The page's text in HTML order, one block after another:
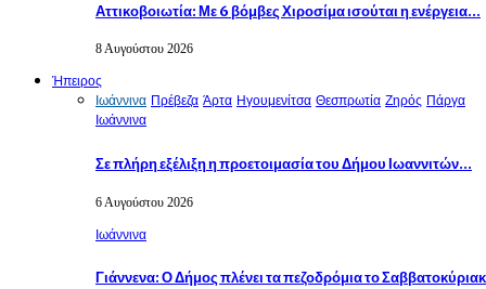
Αττικοβοιωτία: Με 6 βόμβες Χιροσίμα ισούται η ενέργεια…
8 Αυγούστου 2026
Ήπειρος
Ιωάννινα Πρέβεζα Άρτα Ηγουμενίτσα Θεσπρωτία Ζηρός Πάργα
Ιωάννινα
Σε πλήρη εξέλιξη η προετοιμασία του Δήμου Ιωαννιτών…
6 Αυγούστου 2026
Ιωάννινα
Γιάννενα: Ο Δήμος πλένει τα πεζοδρόμια το